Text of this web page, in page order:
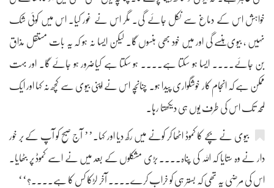
خواہش اس کے دماغ سے نکل جائے گی۔ مگر اس نے غور کیا۔ اس میں کوئی شک
نہیں ، بیوی ہنسے گی اور میں خود بھی ہنسوں گا۔ لیکن ایسا نہ ہو کہ یہ بات مستقل مذاق
بن جائے.... ایسا ہو سکتا ہے.... ہو سکتا ہے کیاضرور ہو جائے گا۔ اور بہت
ممکن ہے کہ انجام کار خوشگواری پیدا ہو۔ چنانچہ اس نے اپنی بیوی سے کچھ نہ کہا اور ایک
لمحہ تک اس کی طرف یوں ہی دیکھتا رہا۔
بیوی نے بچے کا کموڈ اٹھا کر کونے میں رکھ دیا اور کہا۔’’ آج صبح کو آپ کے بر خور
دار نے وہ ستایا کہ اللہ کی پناہ.... بڑی مشکلوں کے بعد میں نے اسے کموڈ پر بٹھایا۔
اس کی مرضی یہ تھی کہ بستر ہی کو خراب کرے.... آخر لڑکا کس کا ہے....؟‘‘